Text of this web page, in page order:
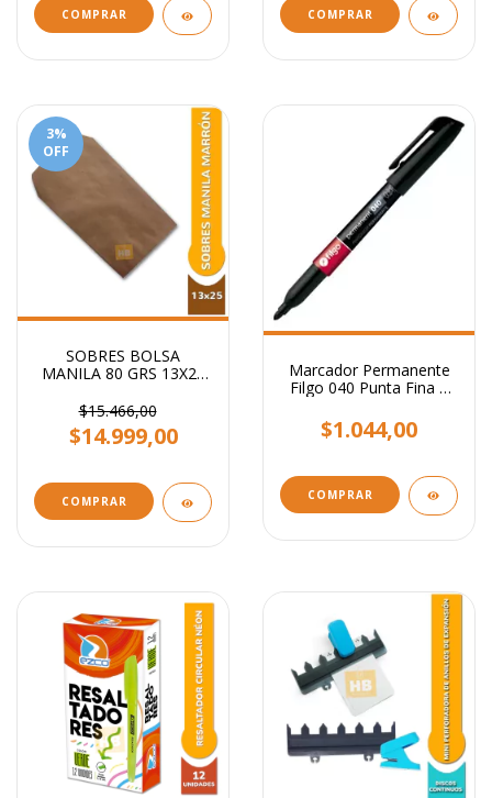
COMPRAR
3%
OFF
SOBRES BOLSA
MANILA 80 GRS 13X25
$15.466,00
$14.999,00
COMPRAR
Marcador Permanente
Filgo 040 Punta Fina 1
$1.044,00